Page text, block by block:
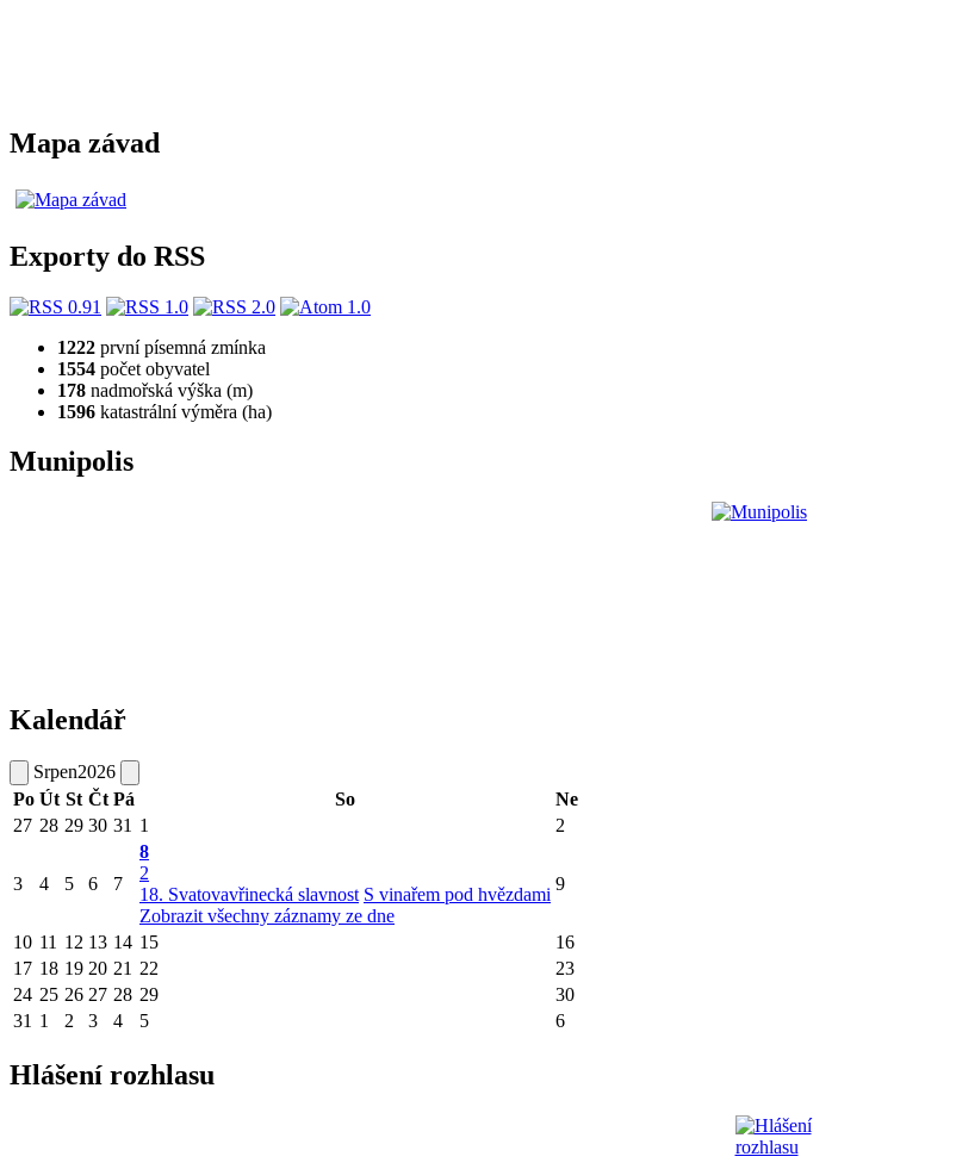
Mapa závad
Exporty do RSS
1222 první písemná zmínka
1554 počet obyvatel
178 nadmořská výška (m)
1596 katastrální výměra (ha)
Munipolis
Kalendář
Srpen2026
Po Út St Čt Pá So
Ne
27 28 29 30 31 1 2
3 4 5 6 7
8
2
18. Svatovavřinecká slavnost S vinařem pod hvězdami
Zobrazit všechny záznamy ze dne
9
10 11 12 13 14 15
16
17 18 19 20 21 22
23
24 25 26 27 28 29
30
31 1 2 3 4 5 6
Hlášení rozhlasu